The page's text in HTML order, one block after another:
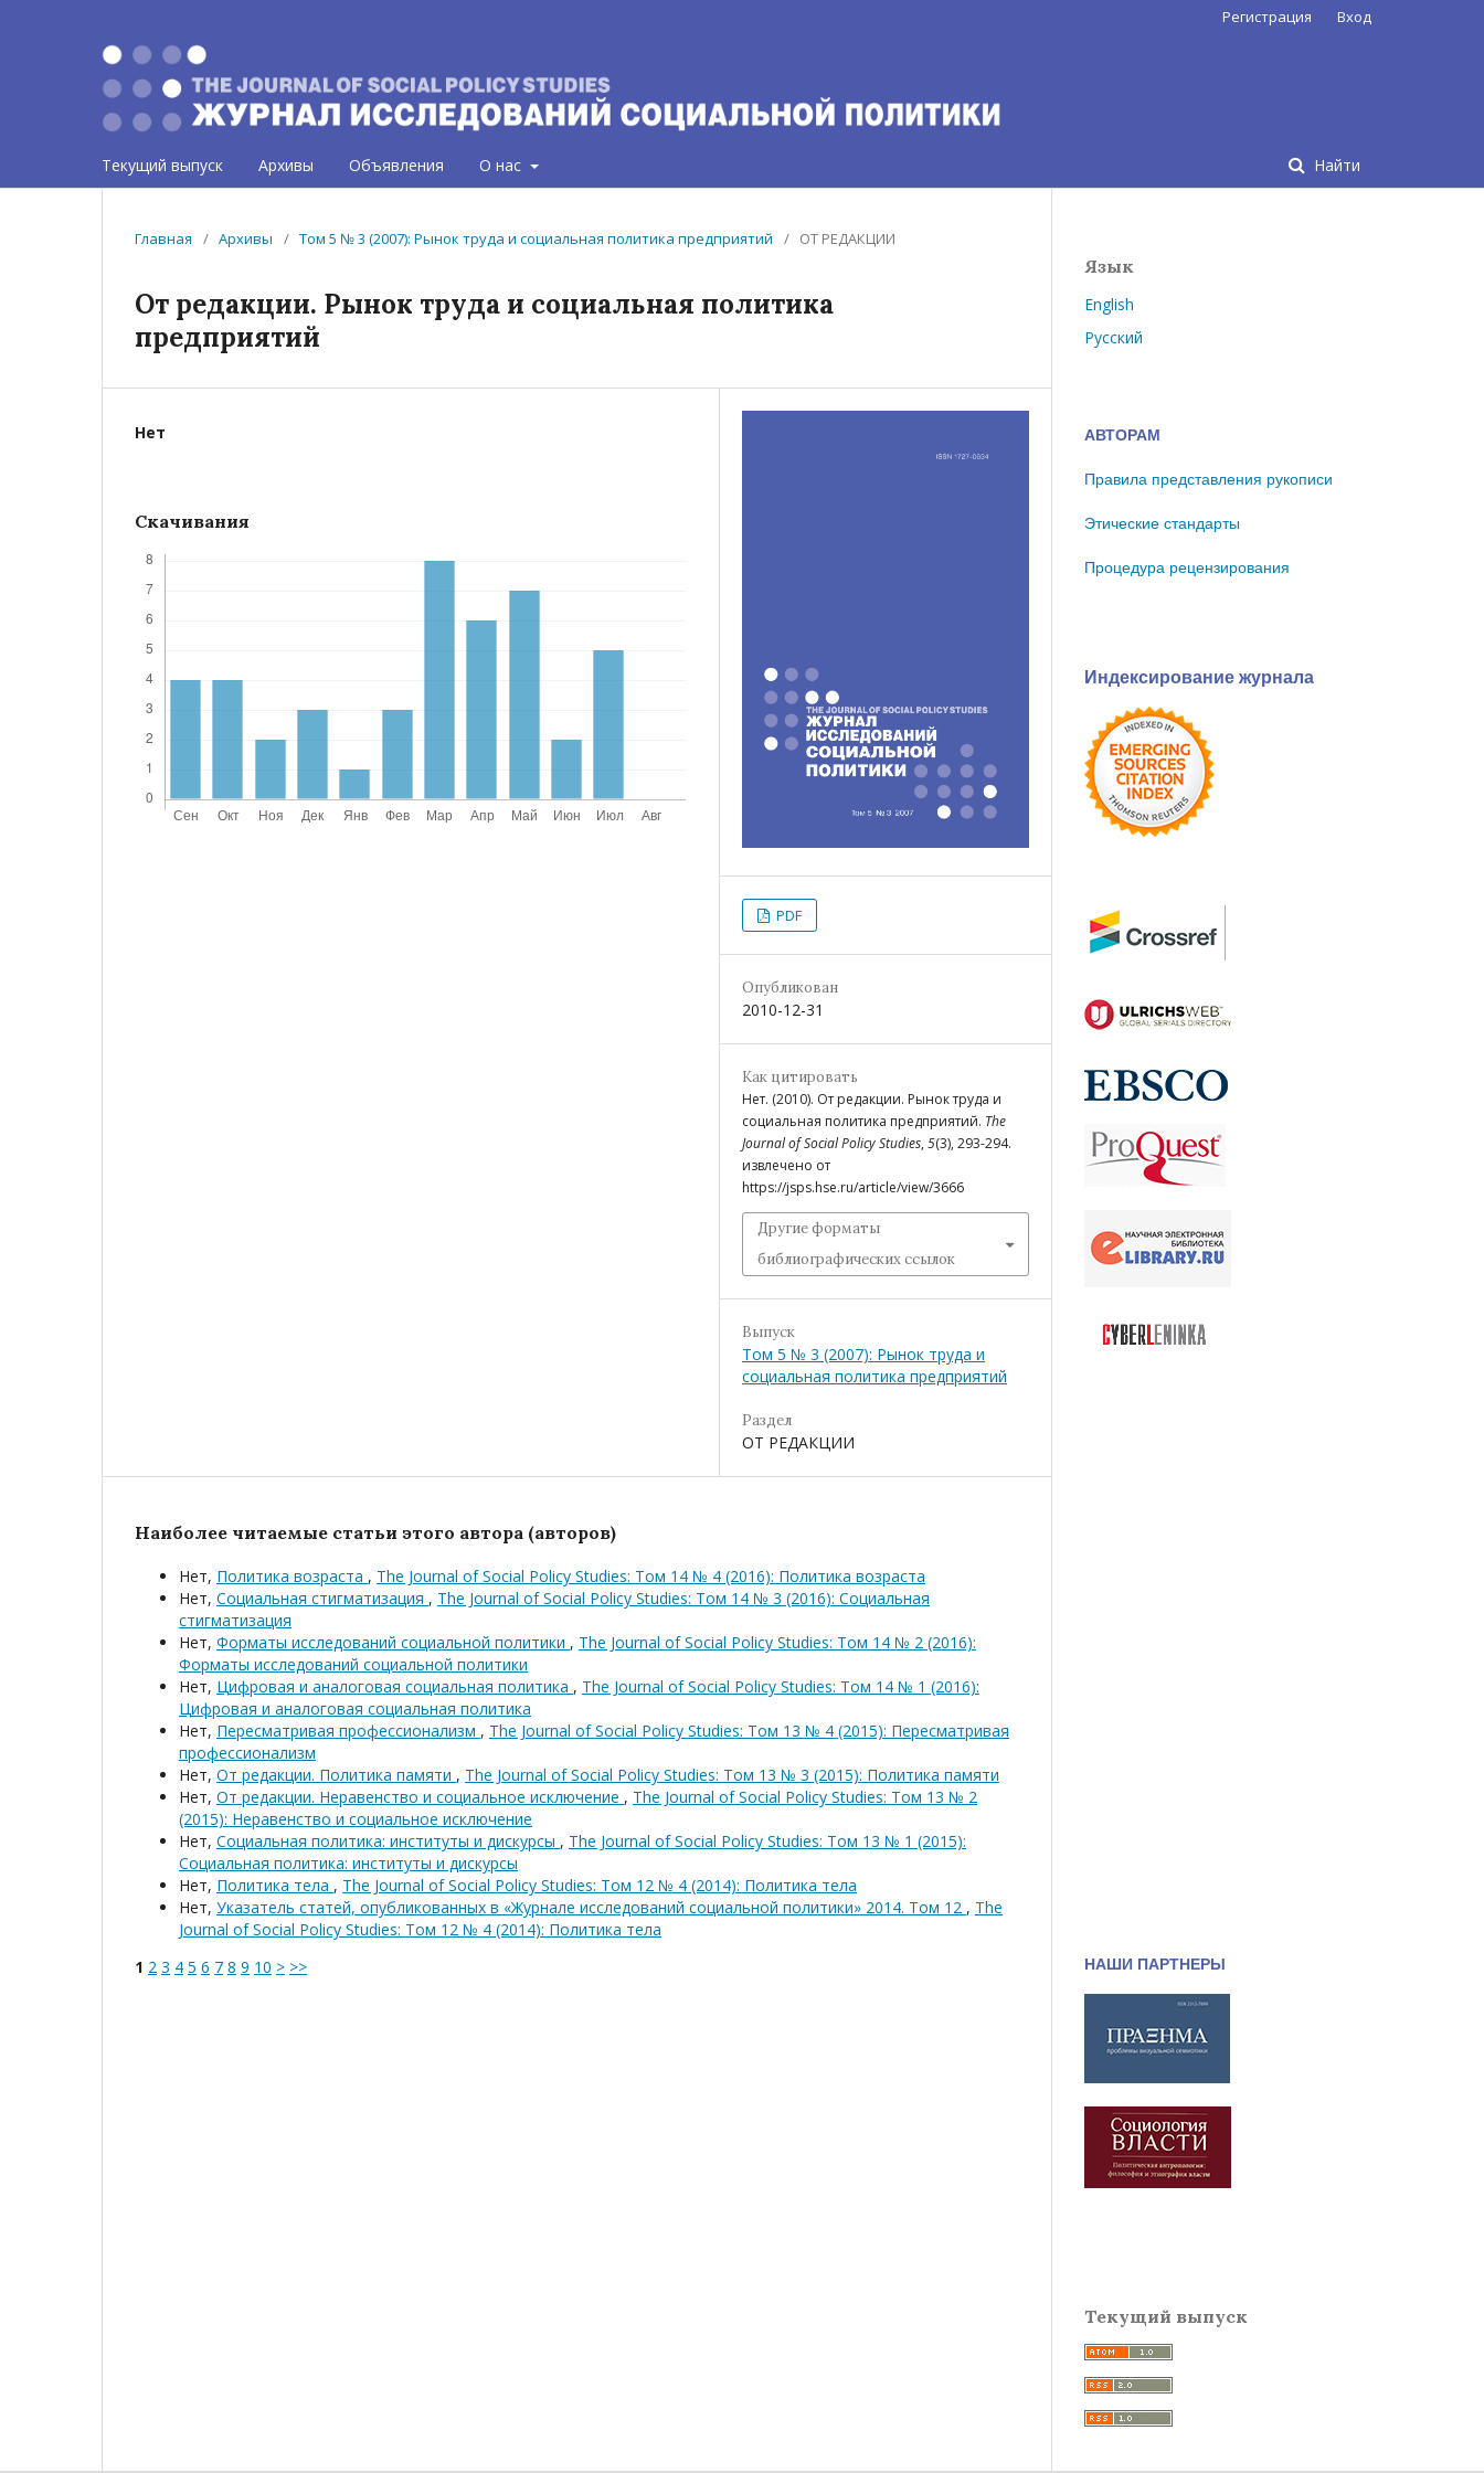
Текущий выпуск Архивы Объявления О нас Найти
Регистрация Вход
Главная / Архивы / Том 5 № 3 (2007): Рынок труда и социальная политика предприятий / ОТ РЕДАКЦИИ
От редакции. Рынок труда и социальная политика
предприятий
Нет
Скачивания
PDF
Опубликован
2010-12-31
Как цитировать
Нет. (2010). От редакции. Рынок труда и
социальная политика предприятий. The
Journal of Social Policy Studies, 5(3), 293-294.
извлечено от
https://jsps.hse.ru/article/view/3666
Другие форматы
библиографических ссылок
Выпуск
Том 5 № 3 (2007): Рынок труда и
социальная политика предприятий
Раздел
ОТ РЕДАКЦИИ
Наиболее читаемые статьи этого автора (авторов)
Нет, Политика возраста , The Journal of Social Policy Studies: Том 14 № 4 (2016): Политика возраста
Нет, Социальная стигматизация , The Journal of Social Policy Studies: Том 14 № 3 (2016): Социальная
стигматизация
Нет, Форматы исследований социальной политики , The Journal of Social Policy Studies: Том 14 № 2 (2016):
Форматы исследований социальной политики
Нет, Цифровая и аналоговая социальная политика , The Journal of Social Policy Studies: Том 14 № 1 (2016):
Цифровая и аналоговая социальная политика
Нет, Пересматривая профессионализм , The Journal of Social Policy Studies: Том 13 № 4 (2015): Пересматривая
профессионализм
Нет, От редакции. Политика памяти , The Journal of Social Policy Studies: Том 13 № 3 (2015): Политика памяти
Нет, От редакции. Неравенство и социальное исключение , The Journal of Social Policy Studies: Том 13 № 2
(2015): Неравенство и социальное исключение
Нет, Социальная политика: институты и дискурсы , The Journal of Social Policy Studies: Том 13 № 1 (2015):
Социальная политика: институты и дискурсы
Нет, Политика тела , The Journal of Social Policy Studies: Том 12 № 4 (2014): Политика тела
Нет, Указатель статей, опубликованных в «Журнале исследований социальной политики» 2014. Том 12 , The
Journal of Social Policy Studies: Том 12 № 4 (2014): Политика тела
1 2 3 4 5 6 7 8 9 10 > >>
Язык
English
Русский
АВТОРАМ
Правила представления рукописи
Этические стандарты
Процедура рецензирования
Индексирование журнала
НАШИ ПАРТНЕРЫ
Текущий выпуск